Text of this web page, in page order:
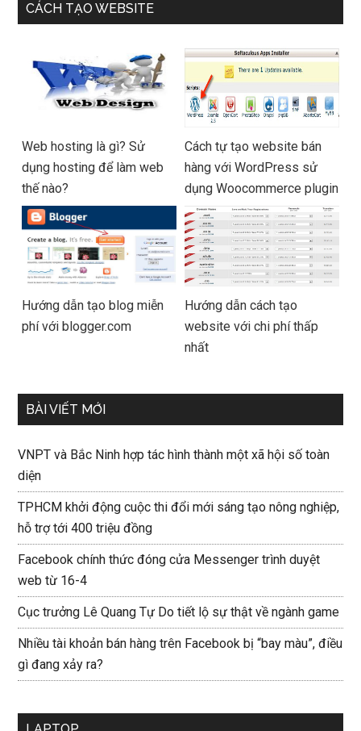
CÁCH TẠO WEBSITE
Web hosting là gì? Sử
dụng hosting để làm web
thế nào?
Cách tự tạo website bán
hàng với WordPress sử
dụng Woocommerce plugin
Hướng dẫn tạo blog miễn
phí với blogger.com
Hướng dẫn cách tạo
website với chi phí thấp
nhất
BÀI VIẾT MỚI
VNPT và Bắc Ninh hợp tác hình thành một xã hội số toàn
diện
TPHCM khởi động cuộc thi đổi mới sáng tạo nông nghiệp,
hỗ trợ tới 400 triệu đồng
Facebook chính thức đóng cửa Messenger trình duyệt
web từ 16-4
Cục trưởng Lê Quang Tự Do tiết lộ sự thật về ngành game
Nhiều tài khoản bán hàng trên Facebook bị “bay màu”, điều
gì đang xảy ra?